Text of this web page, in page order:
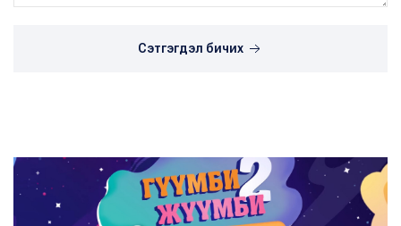
Сэтгэгдэл бичих